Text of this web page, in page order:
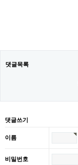
댓글목록
댓글쓰기
이름
비밀번호